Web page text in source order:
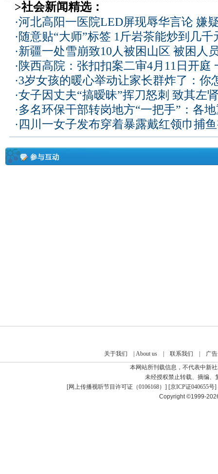
>社会新闻精选：
·河北高阳一医院LED屏现辱华言论 嫌
·随意贴“大师”标签 1斤岩茶能炒到几
·新疆一处雪崩致10人被困山区 被困人
· 陕西高院：张扣扣案二审4月11日开庭
·3岁女孩的暖心举动让家长群炸了：你
·女子因丈夫“搞暧昧”挥刀怒刺 致其左
·多名环保干部转岗地方“一把手”：各
· 四川一女子发布穿着暴露戴红领巾捕
关于我们 About us| 联系我们
广
本网站所刊载信息，不代表中新
未经授权禁止转载、摘编、
[网上传播视听节目许可证（0106168） ] [京ICP证040655号]
Copyright ©1999-